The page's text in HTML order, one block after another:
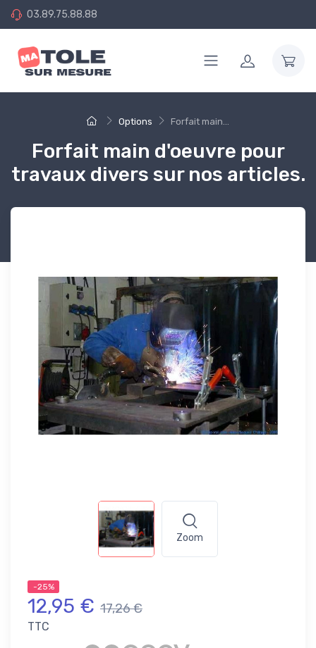
03.89.75.88.88
Options Forfait main...
Forfait main d'oeuvre pour
travaux divers sur nos articles.
Zoom
-25%
12,95 € 17,26 €
TTC